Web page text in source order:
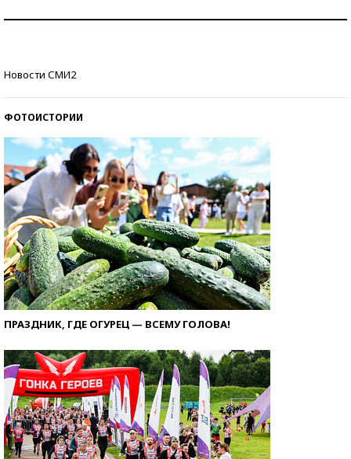
Новости СМИ2
ФОТОИСТОРИИ
ПРАЗДНИК, ГДЕ ОГУРЕЦ — ВСЕМУ ГОЛОВА!